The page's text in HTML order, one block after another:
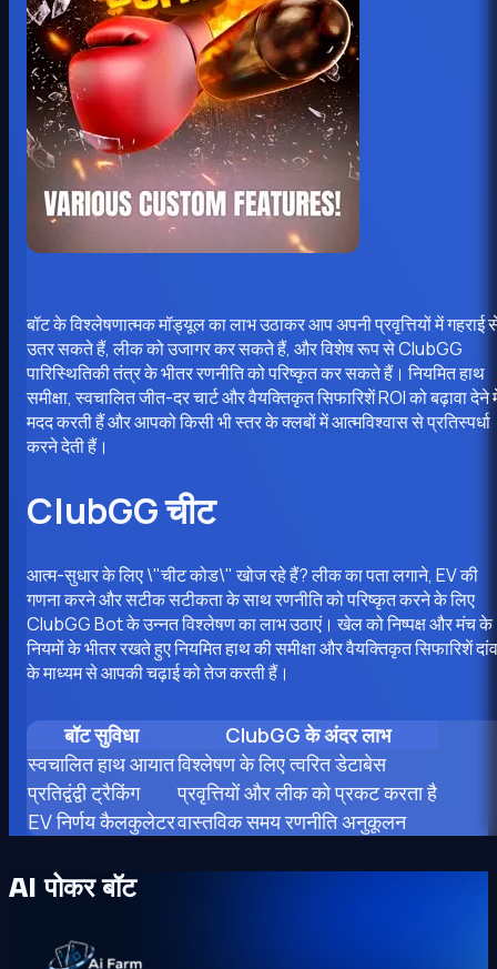
बॉट के विश्लेषणात्मक मॉड्यूल का लाभ उठाकर आप अपनी प्रवृत्तियों में गहराई
उतर सकते हैं, लीक को उजागर कर सकते हैं, और विशेष रूप से ClubGG
पारिस्थितिकी तंत्र के भीतर रणनीति को परिष्कृत कर सकते हैं। नियमित हाथ
समीक्षा, स्वचालित जीत-दर चार्ट और वैयक्तिकृत सिफारिशें ROI को बढ़ावा देने
मदद करती हैं और आपको किसी भी स्तर के क्लबों में आत्मविश्वास से प्रतिस्पर्धा
करने देती हैं।
ClubGG चीट
आत्म-सुधार के लिए \"चीट कोड\" खोज रहे हैं? लीक का पता लगाने, EV की
गणना करने और सटीक सटीकता के साथ रणनीति को परिष्कृत करने के लिए
ClubGG Bot के उन्नत विश्लेषण का लाभ उठाएं। खेल को निष्पक्ष और मंच के
नियमों के भीतर रखते हुए नियमित हाथ की समीक्षा और वैयक्तिकृत सिफारिशें दांव
के माध्यम से आपकी चढ़ाई को तेज करती हैं।
बॉट सुविधा
ClubGG के अंदर लाभ
स्वचालित हाथ आयातविश्लेषण के लिए त्वरित डेटाबेस
प्रतिद्वंद्वी ट्रैकिंग
प्रवृत्तियों और लीक को प्रकट करता है
EV निर्णय कैलकुलेटरवास्तविक समय रणनीति अनुकूलन
AI पोकर बॉट